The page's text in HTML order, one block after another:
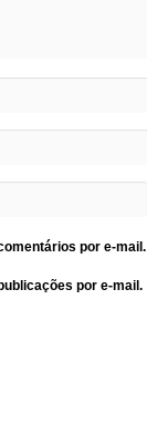
por e-mail.
por e-mail.